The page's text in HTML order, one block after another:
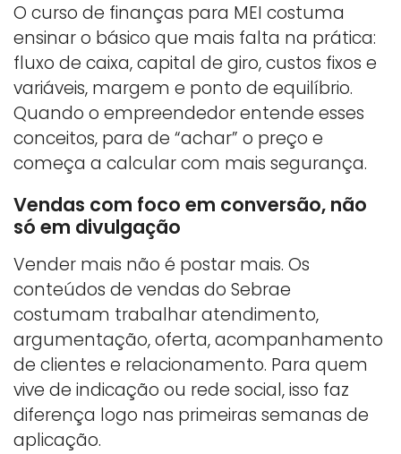
O curso de finanças para MEI costuma
ensinar o básico que mais falta na prática:
fluxo de caixa, capital de giro, custos fixos e
variáveis, margem e ponto de equilíbrio.
Quando o empreendedor entende esses
conceitos, para de “achar” o preço e
começa a calcular com mais segurança.
Vendas com foco em conversão, não
só em divulgação
Vender mais não é postar mais. Os
conteúdos de vendas do Sebrae
costumam trabalhar atendimento,
argumentação, oferta, acompanhamento
de clientes e relacionamento. Para quem
vive de indicação ou rede social, isso faz
diferença logo nas primeiras semanas de
aplicação.